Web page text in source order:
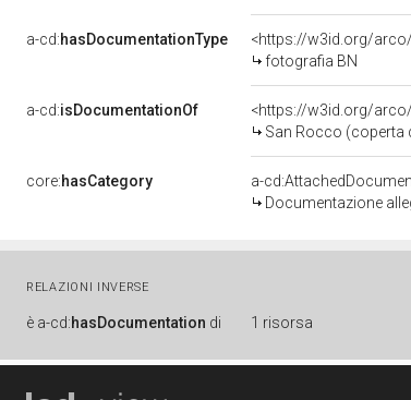
a-cd:hasDocumentationType
<https://w3id.org/
fotografia BN
a-cd:isDocumentationOf
<https://w3id.org/
San Rocco (coperta
core:hasCategory
a-
Documentazione
RELAZIONI INVERSE
è a-cd:hasDocumentation di 1 risorsa